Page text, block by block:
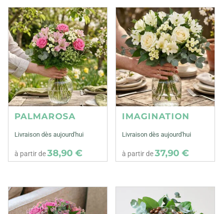
PALMAROSA
Livraison dès aujourd'hui
à partir de38,90 €
IMAGINATION
Livraison dès aujourd'hui
à partir de37,90 €